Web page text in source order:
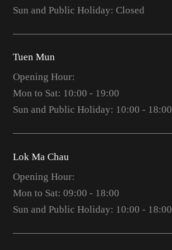
Sun and Public Holiday: Closed
Tuen Mun
Opening Hour:
Mon to Sat: 10:00 - 19:00
Sun and Public Holiday: 10:00 - 18:00
Lok Ma Chau
Opening Hour:
Mon to Sat: 09:00 - 18:00
Sun and Public Holiday: 10:00 - 18:00